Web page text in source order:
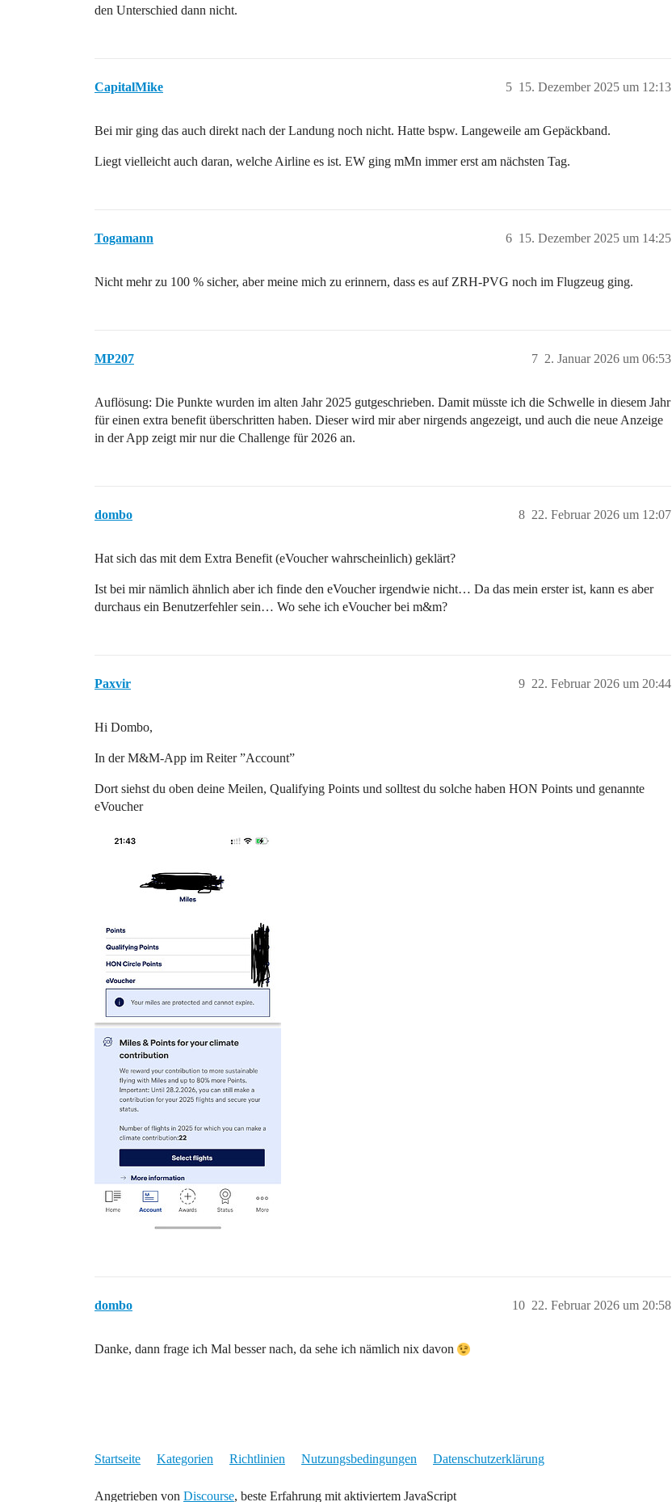
den Unterschied dann nicht.
CapitalMike 15. Dezember 2025 um 12:13
5
Bei mir ging das auch direkt nach der Landung noch nicht. Hatte bspw. Langeweile am Gepäckband.
Liegt vielleicht auch daran, welche Airline es ist. EW ging mMn immer erst am nächsten Tag.
Togamann 15. Dezember 2025 um 14:25
6
Nicht mehr zu 100 % sicher, aber meine mich zu erinnern, dass es auf ZRH-PVG noch im Flugzeug ging.
MP207 2. Januar 2026 um 06:53
7
Auflösung: Die Punkte wurden im alten Jahr 2025 gutgeschrieben. Damit müsste ich die Schwelle in diesem Jahr
für einen extra benefit überschritten haben. Dieser wird mir aber nirgends angezeigt, und auch die neue Anzeige
in der App zeigt mir nur die Challenge für 2026 an.
dombo 22. Februar 2026 um 12:07
8
Hat sich das mit dem Extra Benefit (eVoucher wahrscheinlich) geklärt?
Ist bei mir nämlich ähnlich aber ich finde den eVoucher irgendwie nicht… Da das mein erster ist, kann es aber
durchaus ein Benutzerfehler sein… Wo sehe ich eVoucher bei m&m?
Paxvir 22. Februar 2026 um 20:44
9
Hi Dombo,
In der M&M-App im Reiter ”Account”
Dort siehst du oben deine Meilen, Qualifying Points und solltest du solche haben HON Points und genannte
eVoucher
dombo 22. Februar 2026 um 20:58
10
Danke, dann frage ich Mal besser nach, da sehe ich nämlich nix davon
Startseite Kategorien Richtlinien Nutzungsbedingungen Datenschutzerklärung
Angetrieben von Discourse, beste Erfahrung mit aktiviertem JavaScript